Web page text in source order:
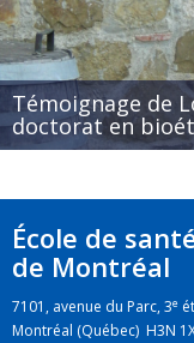
Témoignage de
doctorat en
École de
de Montréal
7101, avenue du Parc, 3e
Montréal (Québec) H3N